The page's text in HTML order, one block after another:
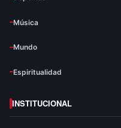
Música
Mundo
Espiritualidad
INSTITUCIONAL